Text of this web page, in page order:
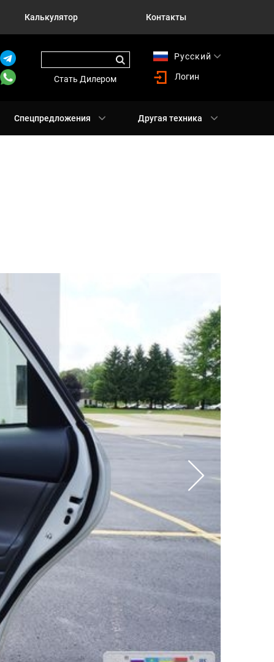
Калькулятор Контакты
Стать Дилером
Русский
Логин
Спецпредложения Другая техника